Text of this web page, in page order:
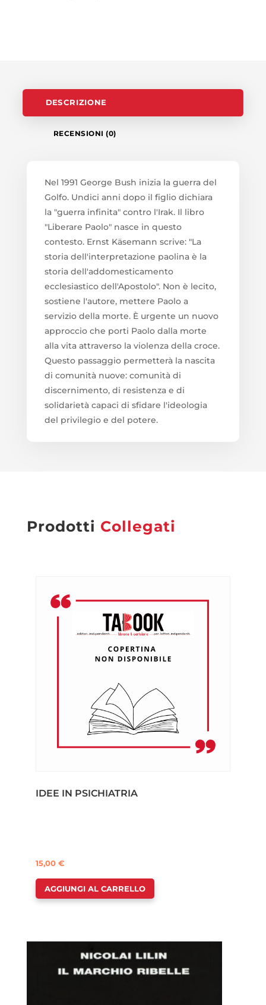
DESCRIZIONE
RECENSIONI (0)
Nel 1991 George Bush inizia la guerra del
Golfo. Undici anni dopo il figlio dichiara
la "guerra infinita" contro l'Irak. Il libro
"Liberare Paolo" nasce in questo
contesto. Ernst Käsemann scrive: "La
storia dell'interpretazione paolina è la
storia dell'addomesticamento
ecclesiastico dell'Apostolo". Non è lecito,
sostiene l'autore, mettere Paolo a
servizio della morte. È urgente un nuovo
approccio che porti Paolo dalla morte
alla vita attraverso la violenza della croce.
Questo passaggio permetterà la nascita
di comunità nuove: comunità di
discernimento, di resistenza e di
solidarietà capaci di sfidare l'ideologia
del privilegio e del potere.
Prodotti Collegati
IDEE IN PSICHIATRIA
15,00 €
AGGIUNGI AL CARRELLO